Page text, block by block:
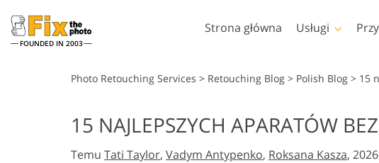
FOUNDED IN 2003
Strona główna Usługi
Usługi retuszu w głowę
Lightroom
Ustawienia Lightroom
Całe kolekcje ustawień
wstępnych LR
Photoshop
Akcje Photoshopa
Pędzle Photoshop
Nakładki Photoshopa
Photo Retouching Services > Retouching Blog > Polish Blog > 15
15 NAJLEPSZYCH APARATÓW
Temu Tati Taylor, Vadym Antypenko, Roksana Kasza,